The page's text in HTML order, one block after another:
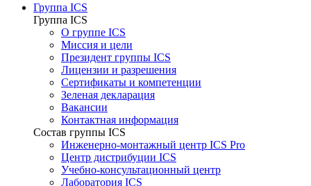
Группа ICS
Группа ICS
О группе ICS
Миссия и цели
Президент группы ICS
Лицензии и разрешения
Сертификаты и компетенции
Зеленая декларация
Вакансии
Контактная информация
Состав группы ICS
Инженерно-монтажный центр ICS Pro
Центр дистрибуции ICS
Учебно-консультационный центр
Лаборатория ICS